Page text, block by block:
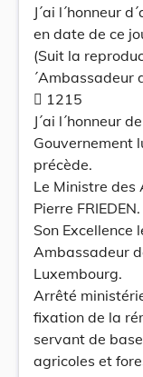
J´ai l´honneur
en date de ce
(Suit la
´Ambassadeur
 1215
J´ai l´honneur
Gouvernement
précède.
Le Ministre des
Pierre FRIEDEN.
Son Excellence
Ambassadeur
Luxembourg.
Arrêté
fixation de la
servant de
agricoles et